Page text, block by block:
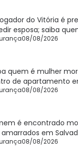
do Vitória é
esposa; saiba
08/08/2026
quem é mulher
de apartamento
08/08/2026
é encontrado
amarrados em
08/08/2026